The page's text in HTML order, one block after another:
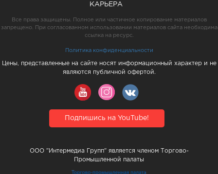
КАРЬЕРА
Все права защищены. Полное или частичное копирование материалов
запрещено. При согласованном использовании материалов сайта необходима
ссылка на ресурс.
Политика конфиденциальности
Цены, представленные на сайте носят информационный характер и не
являются публичной офертой.
Подпишись на YouTube!
ООО "Интермедиа Групп" является членом Торгово-
Промышленной палаты